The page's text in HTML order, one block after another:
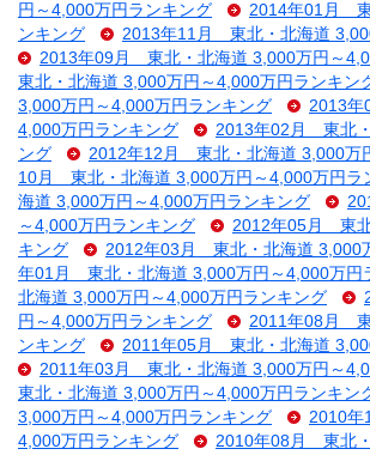
円～4,000万円ランキング
2014年01月 東
ンキング
2013年11月 東北・北海道
2013年09月 東北・北海道 3,000万円～
東北・北海道 3,000万円～4,000万円ランキン
3,000万円～4,000万円ランキング
2013年
4,000万円ランキング
2013年02月 東北
ング
2012年12月 東北・北海道 3,000万
10月 東北・北海道 3,000万円～4,000万円ラ
海道 3,000万円～4,000万円ランキング
～4,000万円ランキング
2012年05月 東
キング
2012年03月 東北・北海道 3,000
年01月 東北・北海道 3,000万円～4,000万円
北海道 3,000万円～4,000万円ランキング
円～4,000万円ランキング
2011年08月 東
ンキング
2011年05月 東北・北海道
2011年03月 東北・北海道 3,000万円～
東北・北海道 3,000万円～4,000万円ランキン
3,000万円～4,000万円ランキング
2010年
4,000万円ランキング
2010年08月 東北